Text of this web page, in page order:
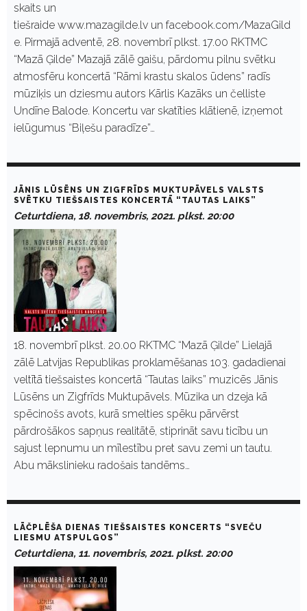
skaits un
tiešraide www.mazagilde.lv un facebook.com/MazaGild
e. Pirmajā adventē, 28. novembrī plkst. 17.00 RKTMC
“Mazā Ģilde” Mazajā zālē gaišu, pārdomu pilnu svētku
atmosfēru koncertā “Rāmi krastu skalos ūdens” radīs
mūziķis un dziesmu autors Kārlis Kazāks un čelliste
Undīne Balode. Koncertu var skatīties klātienē, izņemot
ielūgumus “Biļešu paradīze”…
JĀNIS LŪSĒNS UN ZIGFRĪDS MUKTUPĀVELS VALSTS
SVĒTKU TIEŠSAISTES KONCERTĀ “TAUTAS LAIKS”
Ceturtdiena, 18. novembris, 2021. plkst. 20:00
18. novembrī plkst. 20.00 RKTMC “Mazā Ģilde” Lielajā
zālē Latvijas Republikas proklamēšanas 103. gadadienai
veltītā tiešsaistes koncertā “Tautas laiks” muzicēs Jānis
Lūsēns un Zigfrīds Muktupāvels. Mūzika un dzeja kā
spēcinošs avots, kurā smelties spēku pārvērst
pārdrošākos sapņus realitātē, stiprināt savu ticību un
sajust lepnumu un mīlestību pret savu zemi un tautu.
Abu mākslinieku radošais tandēms…
LĀČPLĒŠA DIENAS TIEŠSAISTES KONCERTS “SVEČU
LIESMU ATSPULGOS”
Ceturtdiena, 11. novembris, 2021. plkst. 20:00